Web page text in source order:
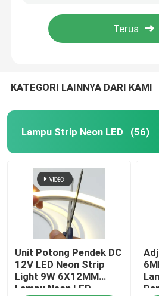
Rumah
Produk
Video
KATEGORI LAINNYA DARI KAMI
Lampu Strip Neon LED (56)
Unit Potong Pendek DC
12V LED Neon Strip
Light 9W 6X12MM
Lampu Neon LED